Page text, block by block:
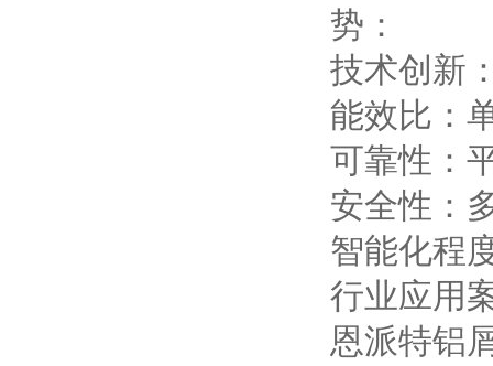
势：
技术创新
能效比：
可靠性：
安全性：
智能化程
行业应用
恩派特铝